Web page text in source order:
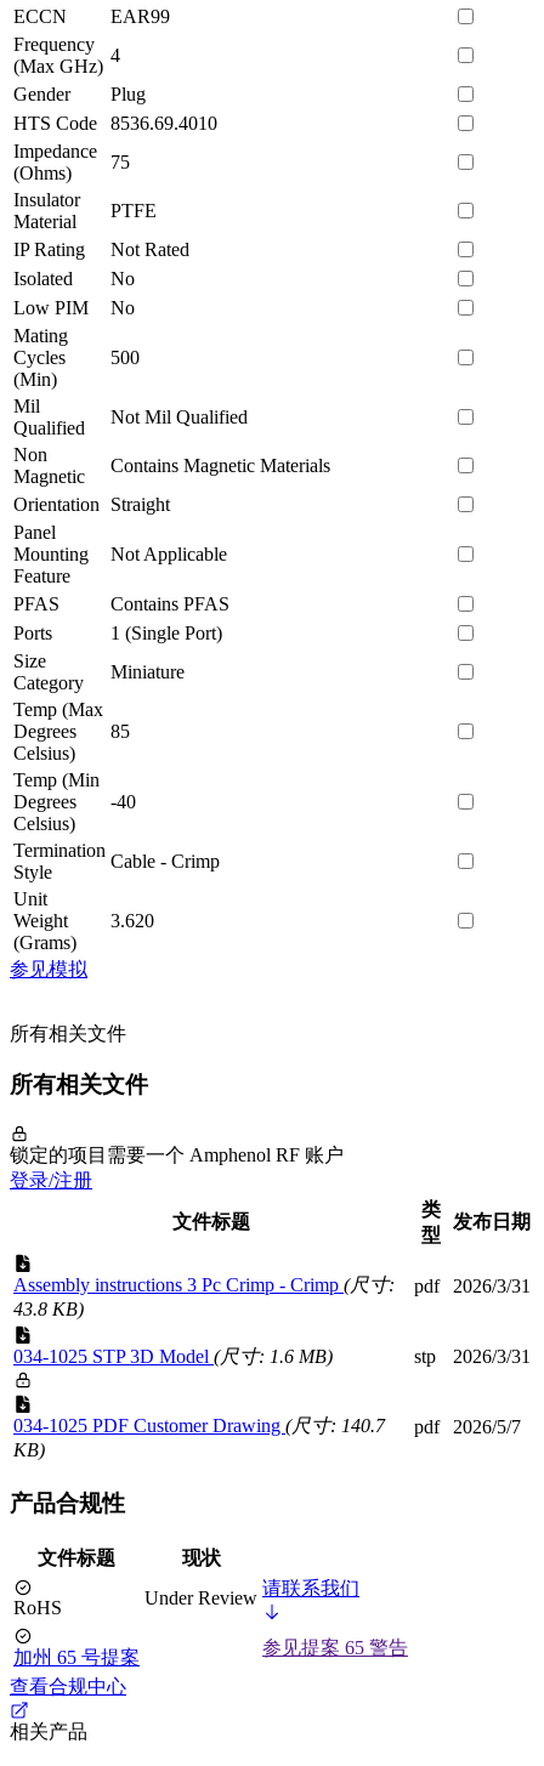
ECCN
EAR99
Frequency
(Max GHz)
4
Gender
Plug
HTS Code
8536.69.4010
Impedance
(Ohms)
75
Insulator
Material
PTFE
IP Rating
Not Rated
Isolated
No
Low PIM
No
Mating
Cycles
(Min)
500
Mil
Qualified
Not Mil Qualified
Non
Magnetic
Contains Magnetic Materials
Orientation
Straight
Panel
Mounting
Feature
Not Applicable
PFAS
Contains PFAS
Ports
1 (Single Port)
Size
Category
Miniature
Temp (Max
Degrees
Celsius)
85
Temp (Min
Degrees
Celsius)
-40
Termination
Style
Cable - Crimp
Unit
Weight
(Grams)
3.620
参见模拟
所有相关文件
所有相关文件
锁定的项目需要一个 Amphenol RF 账户
登录/注册
文件标题
类
型
发布日期
Assembly instructions 3 Pc Crimp - Crimp (尺寸:
43.8 KB)
pdf 2026/3/31
034-1025 STP 3D Model (尺寸: 1.6 MB) stp 2026/3/31
034-1025 PDF Customer Drawing (尺寸: 140.7
KB)
pdf 2026/5/7
产品合规性
文件标题 现状
RoHS Under Review 请联系我们
加州 65 号提案
参见提案 65 警告
查看合规中心
相关产品